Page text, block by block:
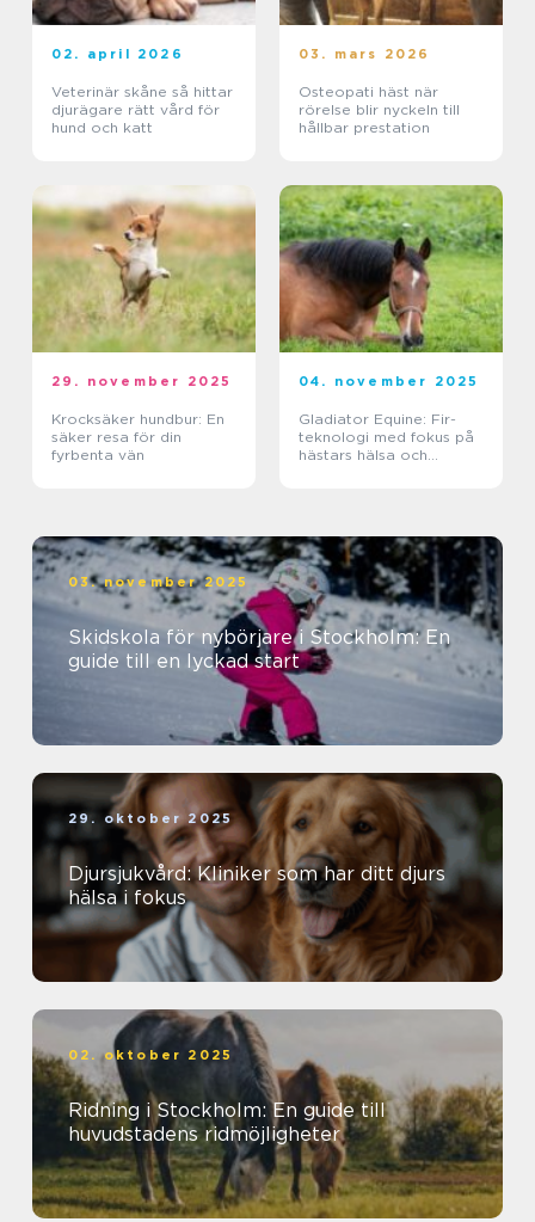
02. april 2026
Veterinär skåne så hittar
djurägare rätt vård för
hund och katt
03. mars 2026
Osteopati häst när
rörelse blir nyckeln till
hållbar prestation
29. november 2025
Krocksäker hundbur: En
säker resa för din
fyrbenta vän
04. november 2025
Gladiator Equine: Fir-
teknologi med fokus på
hästars hälsa och
03. november 2025
Skidskola för nybörjare i Stockholm: En
guide till en lyckad start
29. oktober 2025
Djursjukvård: Kliniker som har ditt djurs
hälsa i fokus
02. oktober 2025
Ridning i Stockholm: En guide till
huvudstadens ridmöjligheter